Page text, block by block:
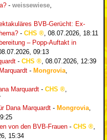
- weissewiese
BVB-Gerücht: Ex-
- CHS
08.07.2026, 18:11
– Popp-Auftakt in
09:13
- CHS
08.07.2026, 12:39
- Mongrovia
Marquardt - CHS
Dana Marquardt - Mongrovia
von den BVB-Frauen - CHS
15:34